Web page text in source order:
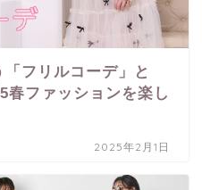
フリルコーデ」と
春ファッションを楽し
2025年2月1日